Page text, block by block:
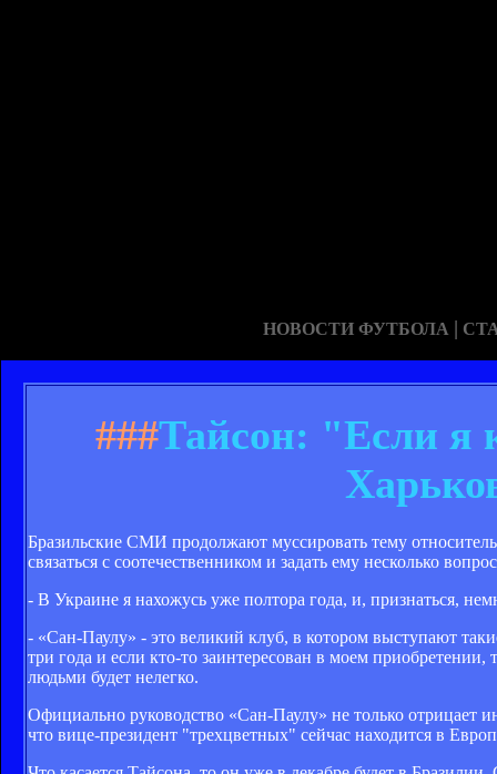
НОВОСТИ ФУТБОЛА |
###Тайсон: "Если я
Бразильские СМИ продолжают муссировать тему
связаться с соотечественником и задать ему несколько
- В Украине я нахожусь уже полтора года, и, признаться,
- «Сан-Паулу» - это великий клуб, в котором выступают
три года и если кто-то заинтересован в моем
людьми будет нелегко.
Официально руководство «Сан-Паулу» не только отрицает
что вице-президент "трехцветных" сейчас находится в